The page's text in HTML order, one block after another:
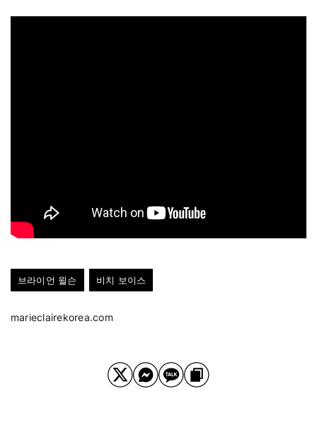
브라이언 윌슨 비치 보이스
marieclairekorea.com